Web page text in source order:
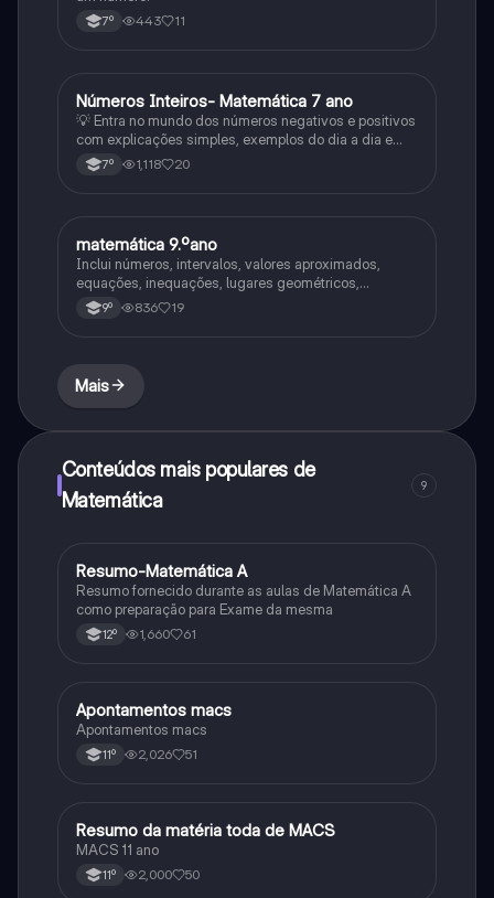
7º 443 11
Matemática
Números Inteiros- Matemática 7 ano
💡 Entra no mundo dos números negativos e positivos
com explicações simples, exemplos do dia a dia e
exercícios práticos! Neste slide vais aprender a: ✅
Identificar e comparar números inteiros ✅ Usar a reta
7º 1,118 20
Matemática
matemática 9.ºano
Inclui números, intervalos, valores aproximados,
equações, inequações, lugares geométricos,
trigonometria e muito mais!
9º 836 19
Mais
Conteúdos mais populares de
Matemática
9
Matemática
Resumo-Matemática A
Resumo fornecido durante as aulas de Matemática A
como preparação para Exame da mesma
12º 1,660 61
Matemática
Apontamentos macs
Apontamentos macs
11º 2,026 51
Matemática
Resumo da matéria toda de MACS
MACS 11 ano
11º 2,000 50